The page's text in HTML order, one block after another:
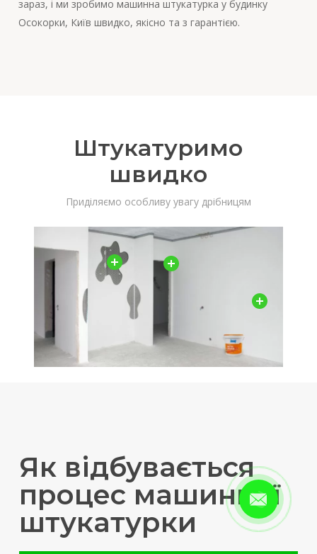
зараз, і ми зробимо машинна штукатурка у будинку
Осокорки, Київ швидко, якісно та з гарантією.
Штукатуримо
швидко
Приділяємо особливу увагу дрібницям
Як відбувається
процес машинної
штукатурки